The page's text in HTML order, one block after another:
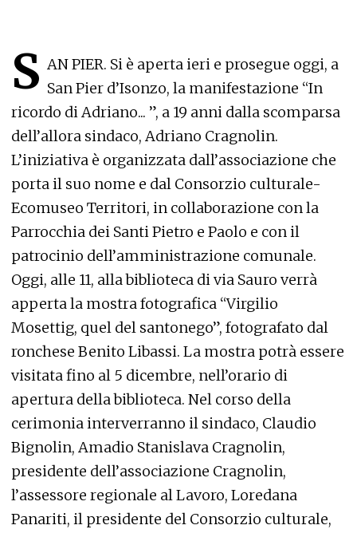
S AN PIER. Si è aperta ieri e prosegue oggi, a
San Pier d’Isonzo, la manifestazione “In
ricordo di Adriano... ”, a 19 anni dalla scomparsa
dell’allora sindaco, Adriano Cragnolin.
L’iniziativa è organizzata dall’associazione che
porta il suo nome e dal Consorzio culturale-
Ecomuseo Territori, in collaborazione con la
Parrocchia dei Santi Pietro e Paolo e con il
patrocinio dell’amministrazione comunale.
Oggi, alle 11, alla biblioteca di via Sauro verrà
apperta la mostra fotografica “Virgilio
Mosettig, quel del santonego”, fotografato dal
ronchese Benito Libassi. La mostra potrà essere
visitata fino al 5 dicembre, nell’orario di
apertura della biblioteca. Nel corso della
cerimonia interverranno il sindaco, Claudio
Bignolin, Amadio Stanislava Cragnolin,
presidente dell’associazione Cragnolin,
l’assessore regionale al Lavoro, Loredana
Panariti, il presidente del Consorzio culturale,